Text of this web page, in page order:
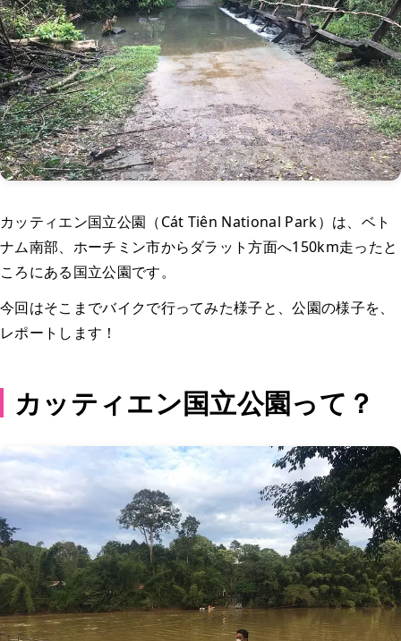
カッティエン国立公園（Cát Tiên National Park）は、ベト
ナム南部、ホーチミン市からダラット方面へ150km走ったと
ころにある国立公園です。
今回はそこまでバイクで行ってみた様子と、公園の様子を、
レポートします！
カッティエン国立公園って？